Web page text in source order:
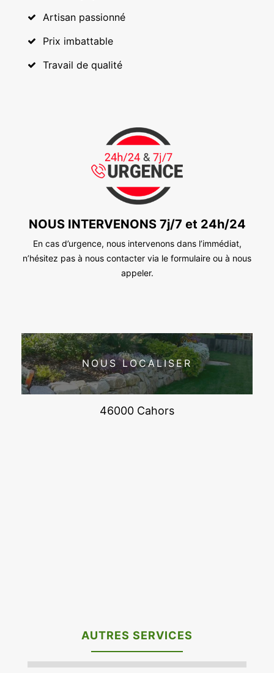
Artisan passionné
Prix imbattable
Travail de qualité
NOUS INTERVENONS 7j/7 et 24h/24
En cas d’urgence, nous intervenons dans l’immédiat,
n’hésitez pas à nous contacter via le formulaire ou à nous
appeler.
NOUS LOCALISER
46000 Cahors
AUTRES SERVICES